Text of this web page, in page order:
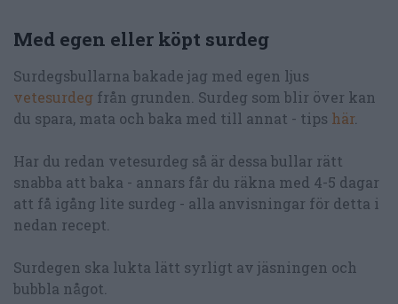
Med egen eller köpt surdeg
Surdegsbullarna bakade jag med egen ljus
vetesurdeg från grunden. Surdeg som blir över kan
du spara, mata och baka med till annat - tips här.
Har du redan vetesurdeg så är dessa bullar rätt
snabba att baka - annars får du räkna med 4-5 dagar
att få igång lite surdeg - alla anvisningar för detta i
nedan recept.
Surdegen ska lukta lätt syrligt av jäsningen och
bubbla något.